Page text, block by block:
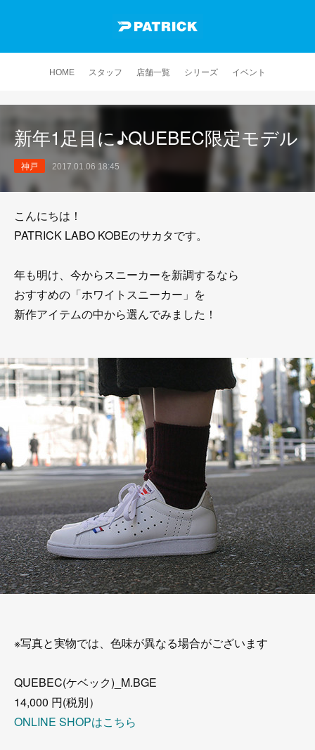
HOME スタッフ 店舗一覧 シリーズ イベント
新年1足目に♪QUEBEC限定モデル
神戸 2017.01.06 18:45
こんにちは！
PATRICK LABO KOBEのサカタです。
年も明け、今からスニーカーを新調するなら
おすすめの「ホワイトスニーカー」を
新作アイテムの中から選んでみました！
※写真と実物では、色味が異なる場合がございます
QUEBEC(ケベック)_M.BGE
14,000 円(税別）
ONLINE SHOPはこちら